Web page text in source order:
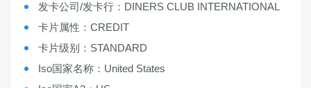
发卡公司/发卡行：DINERS CLUB INTERNATIONAL
卡片属性：CREDIT
卡片级别：STANDARD
Iso国家名称：United States